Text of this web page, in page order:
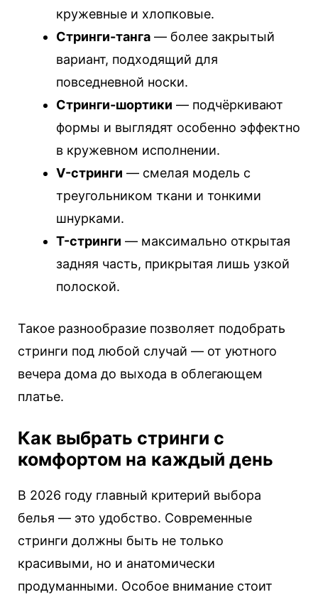
кружевные и хлопковые.
Стринги-танга — более закрытый
вариант, подходящий для
повседневной носки.
Стринги-шортики — подчёркивают
формы и выглядят особенно эффектно
в кружевном исполнении.
V-стринги — смелая модель с
треугольником ткани и тонкими
шнурками.
T-стринги — максимально открытая
задняя часть, прикрытая лишь узкой
полоской.
Такое разнообразие позволяет подобрать
стринги под любой случай — от уютного
вечера дома до выхода в облегающем
платье.
Как выбрать стринги с
комфортом на каждый день
В 2026 году главный критерий выбора
белья — это удобство. Современные
стринги должны быть не только
красивыми, но и анатомически
продуманными. Особое внимание стоит